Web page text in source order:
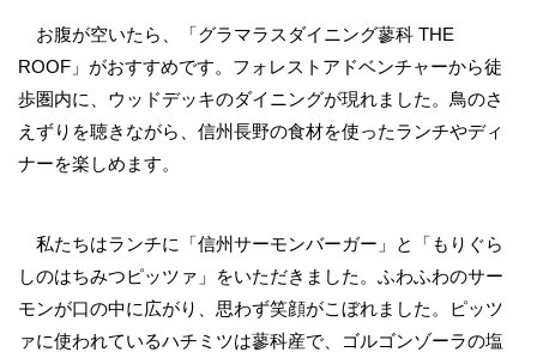
お腹が空いたら、「グラマラスダイニング蓼科 THE
ROOF」がおすすめです。フォレストアドベンチャーから徒
歩圏内に、ウッドデッキのダイニングが現れました。鳥のさ
えずりを聴きながら、信州長野の食材を使ったランチやディ
ナーを楽しめます。
私たちはランチに「信州サーモンバーガー」と「もりぐら
しのはちみつピッツァ」をいただきました。ふわふわのサー
モンが口の中に広がり、思わず笑顔がこぼれました。ピッツ
ァに使われているハチミツは蓼科産で、ゴルゴンゾーラの塩